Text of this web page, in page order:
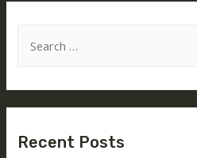
Recent Posts